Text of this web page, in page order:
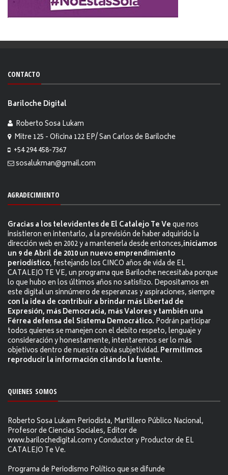
CONTACTO
Bariloche Digital
Roberto Sosa Lukam
Mitre 125 - Oficina 122 EP/ San Carlos de Bariloche
+54 294 458-7367
sosalukman@gmail.com
AGRADECIMIENTO
Gracias a los televidentes de El Catalejo Te Veque nos
insistieron en intentarlo, a la previsión de haber adquirido la
dirección web en 2002 y a mantenerla desde entonces,iniciamos
un 9 de Abril de 2010 un nuevo emprendimiento
periodístico, festejando los CINCO años de vida de EL
CATALEJO TE VE, un programa que Bariloche necesitaba porque
lo que hubo en los últimos años no satisfizo. Depositamos en
este digital un sinnúmero de esperanzas y aspiraciones, siempre
con la idea de contribuir a brindar más Libertad de
Expresión, más Democracia, más Valores y también una
Férrea defensa del Sistema Democrático. Podrán participar
todos quienes se manejen con el debito respeto, lenguaje y
consideración y honestamente, intentaremos ser lo más
objetivos dentro de nuestra obvia subjetividad. Permitimos
reproducir la información citándo la fuente.
QUIENES SOMOS
Roberto Sosa Lukam Periodista, Martillero Público Nacional,
Profesor de Ciencias Sociales, Editor de
www.barilochedigital.com y Conductor y Productor de EL
CATALEJO Te Ve.
Programa de Periodismo Político que se difunde